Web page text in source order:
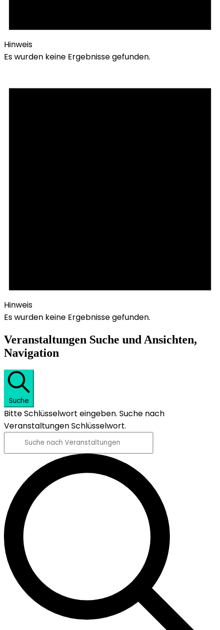
Hinweis
Es wurden keine Ergebnisse gefunden.
Hinweis
Es wurden keine Ergebnisse gefunden.
Veranstaltungen Suche und Ansichten,
Navigation
Suche
Bitte Schlüsselwort eingeben. Suche nach
Veranstaltungen Schlüsselwort.